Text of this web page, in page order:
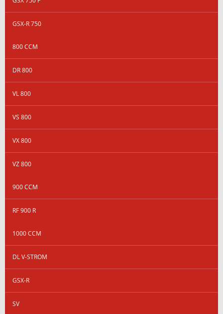
GSX-R 750
800 CCM
DR 800
VL 800
VS 800
VX 800
VZ 800
900 CCM
RF 900 R
1000 CCM
DL V-STROM
GSX-R
SV